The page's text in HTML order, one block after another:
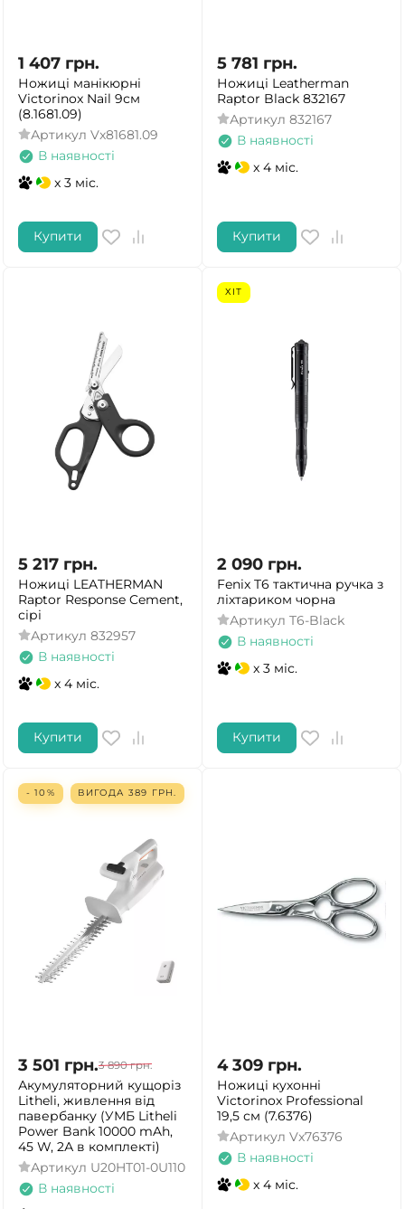
1 407 грн.
Ножиці манікюрні
Victorinox Nail 9см
(8.1681.09)
Артикул Vx81681.09
В наявності
x 3 міс.
Купити
5 781 грн.
Ножиці Leatherman
Raptor Black 832167
Артикул 832167
В наявності
x 4 міс.
Купити
5 217 грн.
Ножиці LEATHERMAN
Raptor Response Cement,
сірі
Артикул 832957
В наявності
x 4 міс.
Купити
ХІТ
2 090 грн.
Fenix T6 тактична ручка з
ліхтариком чорна
Артикул T6-Black
В наявності
x 3 міс.
Купити
- 10% ВИГОДА 389 ГРН.
3 501 грн.3 890 грн.
Акумуляторний кущоріз
Litheli, живлення від
павербанку (УМБ Litheli
Power Bank 10000 mAh,
45 W, 2А в комплекті)
Артикул U20HT01-0U110
В наявності
4 309 грн.
Ножиці кухонні
Victorinox Professional
19,5 см (7.6376)
Артикул Vx76376
В наявності
x 4 міс.